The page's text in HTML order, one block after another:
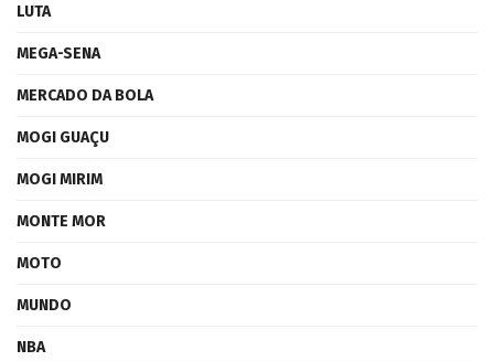
LUTA
MEGA-SENA
MERCADO DA BOLA
MOGI GUAÇU
MOGI MIRIM
MONTE MOR
MOTO
MUNDO
NBA